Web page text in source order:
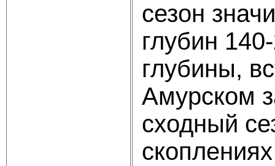
сезон
глубин
глубины,
Амурском
сходный